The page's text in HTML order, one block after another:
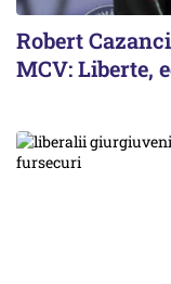
Robert
MCV: Liberte,